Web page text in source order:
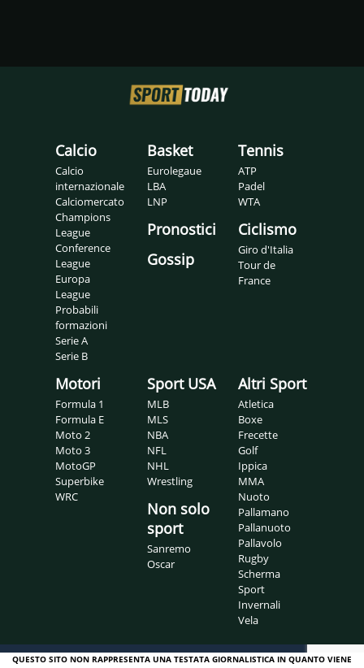
Calcio
Calcio
internazionale
Calciomercato
Champions
League
Conference
League
Europa
League
Probabili
formazioni
Serie A
Serie B
Basket
Eurolegaue
LBA
LNP
Pronostici
Gossip
Tennis
ATP
Padel
WTA
Ciclismo
Giro d'Italia
Tour de
France
Motori
Formula 1
Formula E
Moto 2
Moto 3
MotoGP
Superbike
WRC
Sport USA
MLB
MLS
NBA
NFL
NHL
Wrestling
Non solo
sport
Sanremo
Oscar
Altri Sport
Atletica
Boxe
Frecette
Golf
Ippica
MMA
Nuoto
Pallamano
Pallanuoto
Pallavolo
Rugby
Scherma
Sport
Invernali
Vela
QUESTO SITO NON RAPPRESENTA UNA TESTATA GIORNALISTICA IN QUANTO VIENE